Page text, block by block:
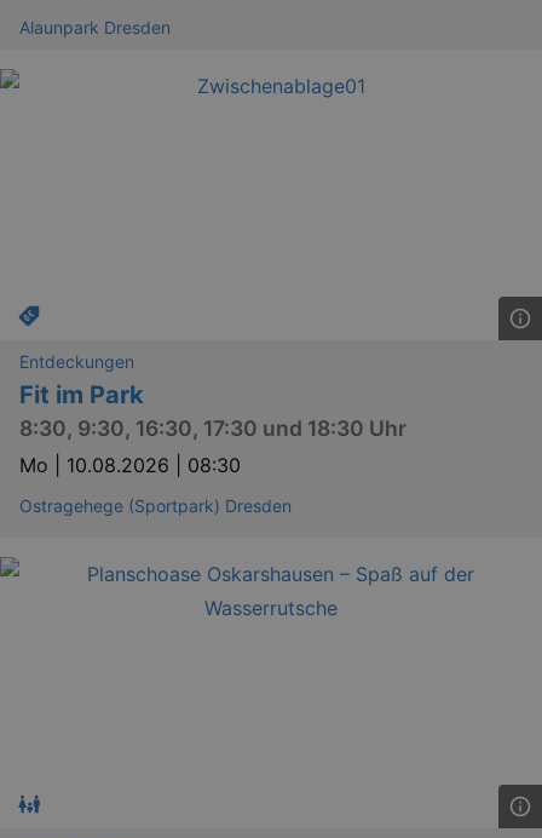
Alaunpark Dresden
Entdeckungen
Fit im Park
8:30, 9:30, 16:30, 17:30 und 18:30 Uhr
Mo | 10.08.2026 | 08:30
Ostragehege (Sportpark) Dresden